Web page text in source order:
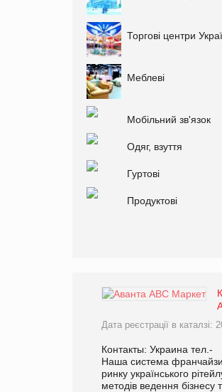
Торгові центри
Меблеві
Мобільний зв'язок
Одяг, взуття
Гуртові
Продуктові
Дата реєстрації в каталзі:
Контакты: Украина тел.-
Наша система
ринку українського
методів ведення бізнесу